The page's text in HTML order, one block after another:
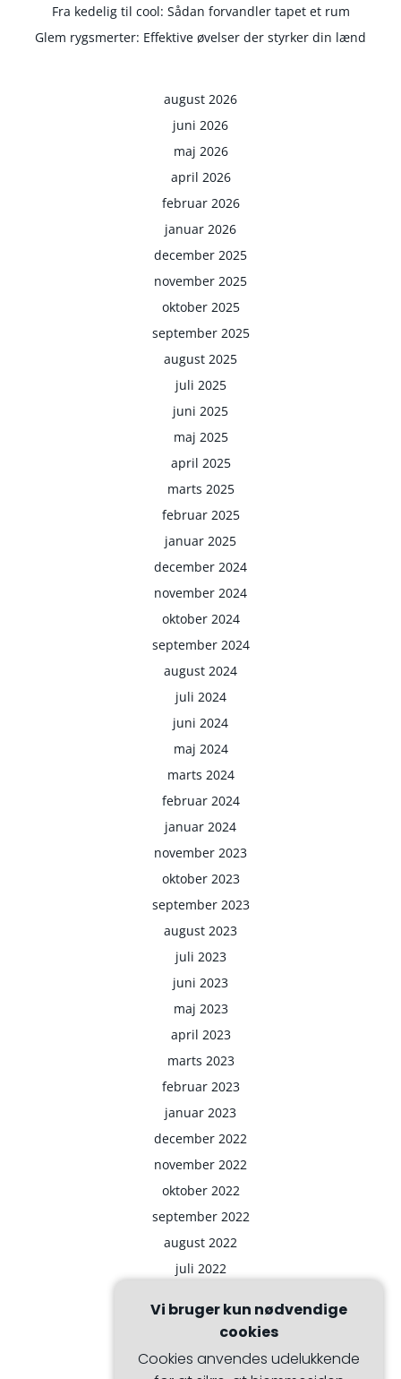
Fra kedelig til cool: Sådan forvandler tapet et rum
Glem rygsmerter: Effektive øvelser der styrker din lænd
august 2026
juni 2026
maj 2026
april 2026
februar 2026
januar 2026
december 2025
november 2025
oktober 2025
september 2025
august 2025
juli 2025
juni 2025
maj 2025
april 2025
marts 2025
februar 2025
januar 2025
december 2024
november 2024
oktober 2024
september 2024
august 2024
juli 2024
juni 2024
maj 2024
marts 2024
februar 2024
januar 2024
november 2023
oktober 2023
september 2023
august 2023
juli 2023
juni 2023
maj 2023
april 2023
marts 2023
februar 2023
januar 2023
december 2022
november 2022
oktober 2022
september 2022
august 2022
juli 2022
Vi bruger kun nødvendige
cookies
Cookies anvendes udelukkende